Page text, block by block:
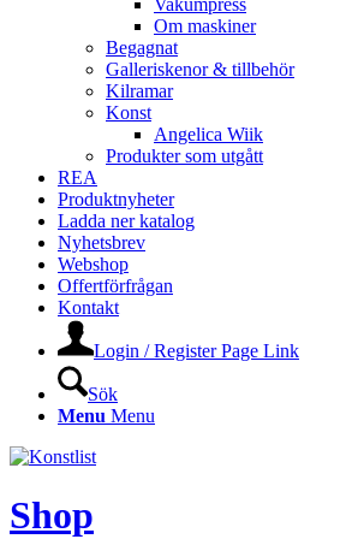
Vakumpress
Om maskiner
Begagnat
Galleriskenor & tillbehör
Kilramar
Konst
Angelica Wiik
Produkter som utgått
REA
Produktnyheter
Ladda ner katalog
Nyhetsbrev
Webshop
Offertförfrågan
Kontakt
Login / Register Page Link
Sök
Menu Menu
Shop